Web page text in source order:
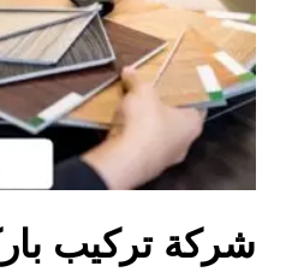
شركة تركيب